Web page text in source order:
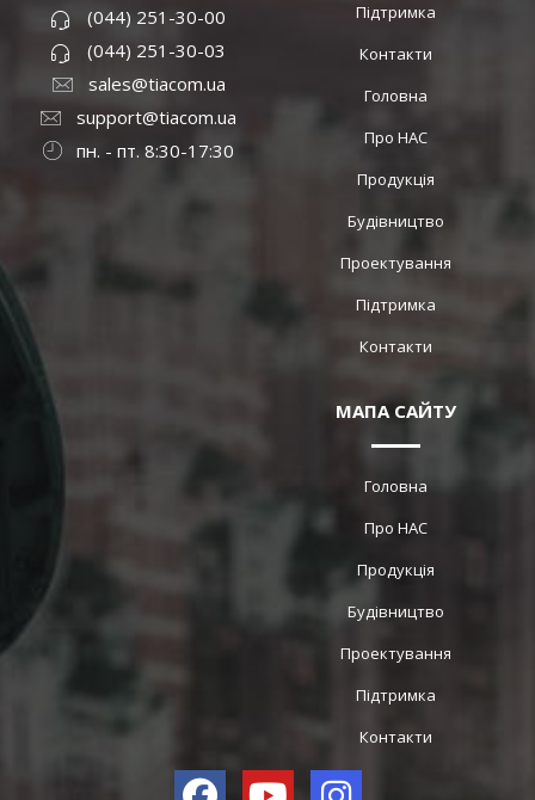
(044) 251-30-00
(044) 251-30-03
sales@tiacom.ua
support@tiacom.ua
пн. - пт. 8:30-17:30
Підтримка
Контакти
Головна
Про НАС
Продукція
Будівництво
Проектування
Підтримка
Контакти
МАПА САЙТУ
Головна
Про НАС
Продукція
Будівництво
Проектування
Підтримка
Контакти